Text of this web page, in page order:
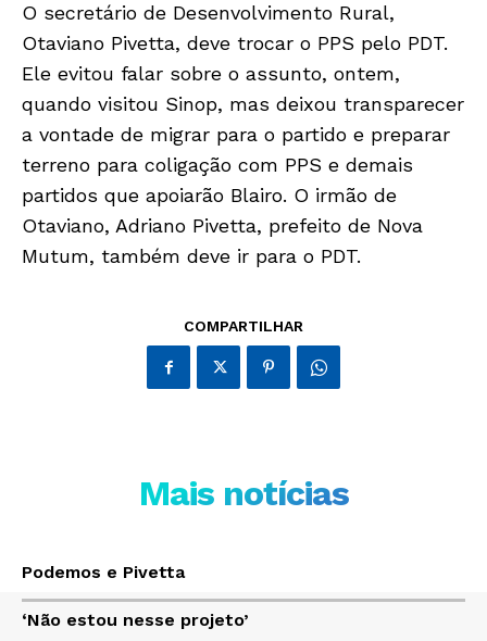
Só Notícias
O secretário de Desenvolvimento Rural,
Otaviano Pivetta, deve trocar o PPS pelo PDT.
Ele evitou falar sobre o assunto, ontem,
quando visitou Sinop, mas deixou transparecer
a vontade de migrar para o partido e preparar
terreno para coligação com PPS e demais
partidos que apoiarão Blairo. O irmão de
Otaviano, Adriano Pivetta, prefeito de Nova
Mutum, também deve ir para o PDT.
COMPARTILHAR
Mais notícias
Podemos e Pivetta
‘Não estou nesse projeto’